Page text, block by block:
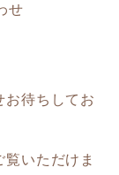
せ
お待ちしてお
いただけま